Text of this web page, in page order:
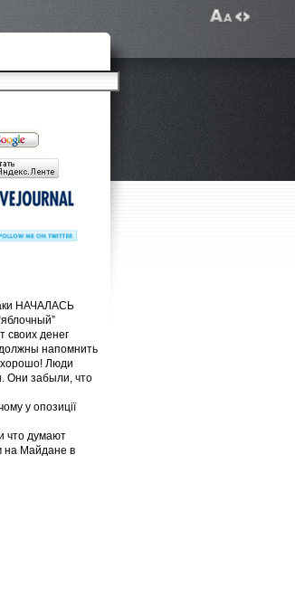
НАЧАЛАСЬ
своих денег
напомнить
хорошо! Люди
Они забыли, что
у опозиції
думают
на Майдане в